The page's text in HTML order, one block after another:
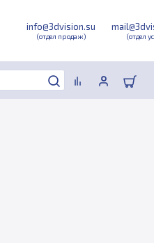
info@3dvision.su
(отдел продаж) (отдел